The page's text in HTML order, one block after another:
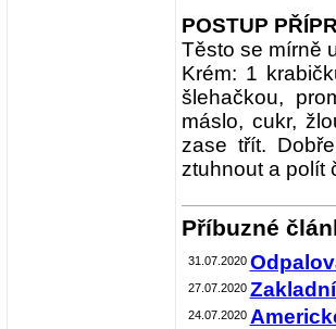
POSTUP
Těsto se mírně
Krém: 1
šlehačkou,
máslo, cukr,
zase třít.
ztuhnout a polít
Příbuzné
31.07.2020
27.07.2020
24.07.2020